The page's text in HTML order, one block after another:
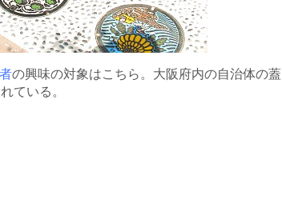
の興味の対象はこちら。大阪府内の自治体の蓋
ている。